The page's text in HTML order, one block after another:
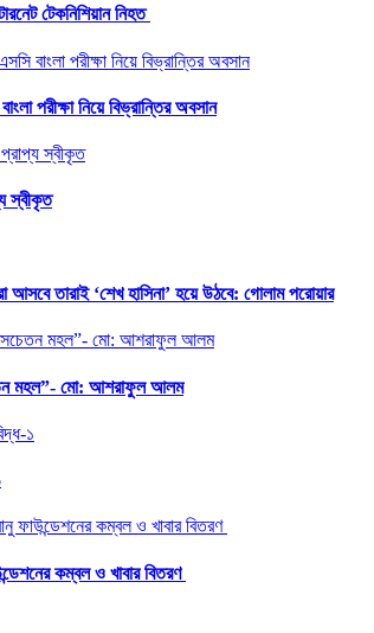
টেকনিশিয়ান নিহত
পরীক্ষা নিয়ে বিভ্রান্তির অবসান
স্বীকৃত
আসবে তারাই ‘শেখ হাসিনা’ হয়ে উঠবে: গোলাম পরোয়ার
মহল”- মো: আশরাফুল আলম
কম্বল ও খাবার বিতরণ